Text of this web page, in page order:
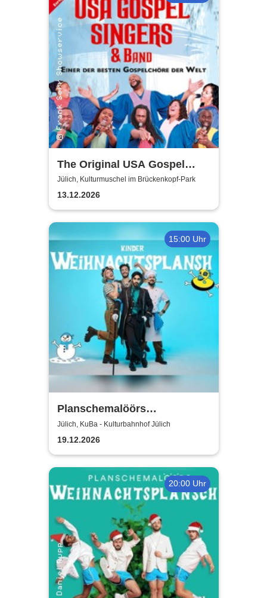
The Original USA Gospel
Singers & Band
Jülich, Kulturmuschel im Brückenkopf-Park
13.12.2026
15:00 Uhr
Planschemalöörs
Kinderweihnachtsplansch -
Jülich
Jülich, KuBa - Kulturbahnhof Jülich
19.12.2026
20:00 Uhr